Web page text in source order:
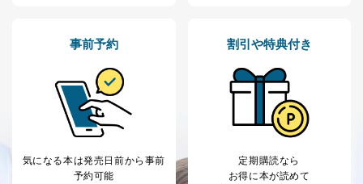
事前予約
気になる本は発売日前から事前
予約可能
割引や特典付き
定期購読なら
お得に本が読めて